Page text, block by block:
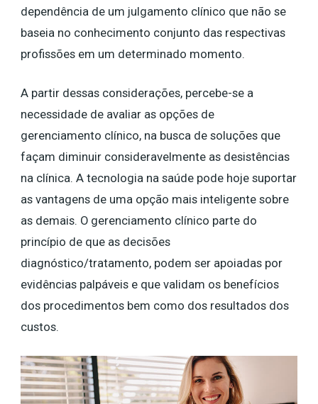
dependência de um julgamento clínico que não se
baseia no conhecimento conjunto das respectivas
profissões em um determinado momento.
A partir dessas considerações, percebe-se a
necessidade de avaliar as opções de
gerenciamento clínico, na busca de soluções que
façam diminuir consideravelmente as desistências
na clínica. A tecnologia na saúde pode hoje suportar
as vantagens de uma opção mais inteligente sobre
as demais. O gerenciamento clínico parte do
princípio de que as decisões
diagnóstico/tratamento, podem ser apoiadas por
evidências palpáveis e que validam os benefícios
dos procedimentos bem como dos resultados dos
custos.